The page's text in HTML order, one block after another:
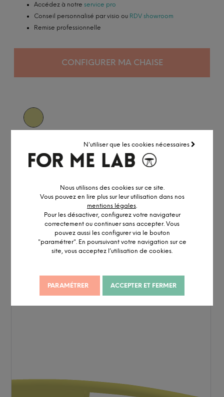
N'utiliser que les cookies nécessaires
Nous utilisons des cookies sur ce site.
Vous pouvez en lire plus sur leur utilisation dans nos
mentions légales.
Pour les désactiver, configurez votre navigateur
correctement ou continuer sans accepter. Vous
pouvez aussi les configurer via le bouton
"paramétrer". En poursuivant votre navigation sur ce
site, vous acceptez l’utilisation de cookies.
PARAMÉTRER ACCEPTER ET FERMER
Accédez à notre service pro
Conseil personnalisé par visio ou RDV showroom
Remise professionnelle
CONFIGURER MA CHAISE